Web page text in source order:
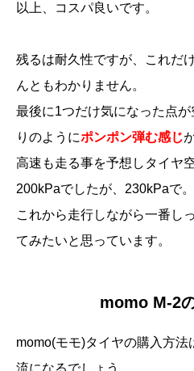
以上、コスパ良いです。
残るは耐久性ですが、これだ
んともわかりません。
最後に1つだけ気になった点
りのようにポンポン弾む感じ
高速も走る事を予想しタイヤ
200kPaでしたが、230kPaで。
これから走行しながら一番し
てみたいと思っています。
momo M-2
momo(モモ)タイヤの購入方